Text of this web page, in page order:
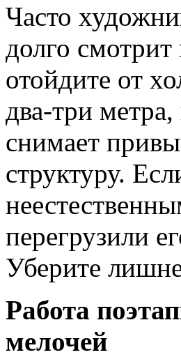
Часто
долго смотрит
отойдите от
два-три
снимает
структуру.
перегрузили
Уберите
Работа
мелочей